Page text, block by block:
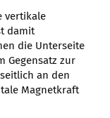
vertikale
damit
die Unterseite
Gegensatz zur
an den
Magnetkraft